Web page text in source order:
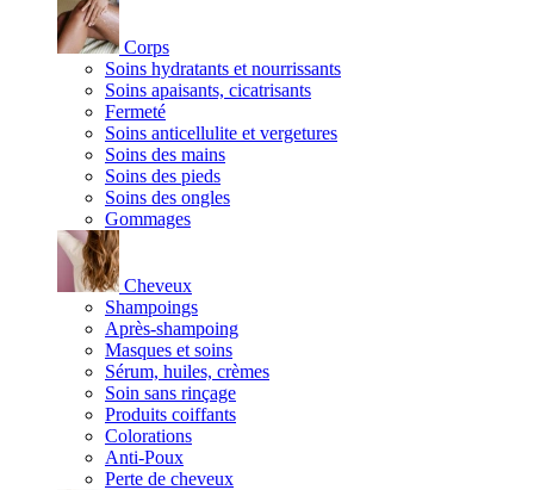
Corps
Soins hydratants et nourrissants
Soins apaisants, cicatrisants
Fermeté
Soins anticellulite et vergetures
Soins des mains
Soins des pieds
Soins des ongles
Gommages
Cheveux
Shampoings
Après-shampoing
Masques et soins
Sérum, huiles, crèmes
Soin sans rinçage
Produits coiffants
Colorations
Anti-Poux
Perte de cheveux